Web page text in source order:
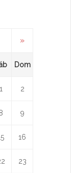
»
Dom
1 2
9
16
23